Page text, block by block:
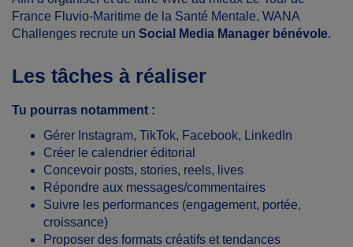
France Fluvio-Maritime de la Santé Mentale, WANA
Challenges recrute un Social Media Manager bénévole.
Les tâches à réaliser
Tu pourras notamment :
Gérer Instagram, TikTok, Facebook, LinkedIn
Créer le calendrier éditorial
Concevoir posts, stories, reels, lives
Répondre aux messages/commentaires
Suivre les performances (engagement, portée,
croissance)
Proposer des formats créatifs et tendances